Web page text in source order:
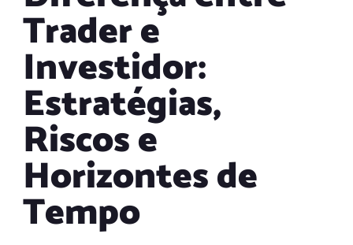
Trader e
Investidor:
Estratégias,
Riscos e
Horizontes de
Tempo